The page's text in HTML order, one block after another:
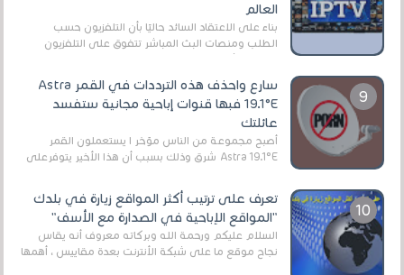
العالم
بناءً على الاعتقاد السائد حاليًا بأن التلفزيون حسب
الطلب ومنصات البث المباشر تتفوق على التلفزيون
سارع واحذف هذه الترددات في القمر Astra
19.1°E فبها قنوات إباحية مجانية ستفسد
عائلتك
أصبح مجموعة من الناس مؤخر ا يستعملون القمر
Astra 19.1°E شرق وذلك بسبب أن هذا الأخير يتوفرعلى
تعرف على ترتيب أكثر المواقع زيارة في بلدك
"المواقع الإباحية في الصدارة مع الأسف"
السلام عليكم ورحمة الله وبركاته معروف أنه يقاس
نجاح موقع ما على شبكة الأنترنت بعدة مقاييس ، أهمها